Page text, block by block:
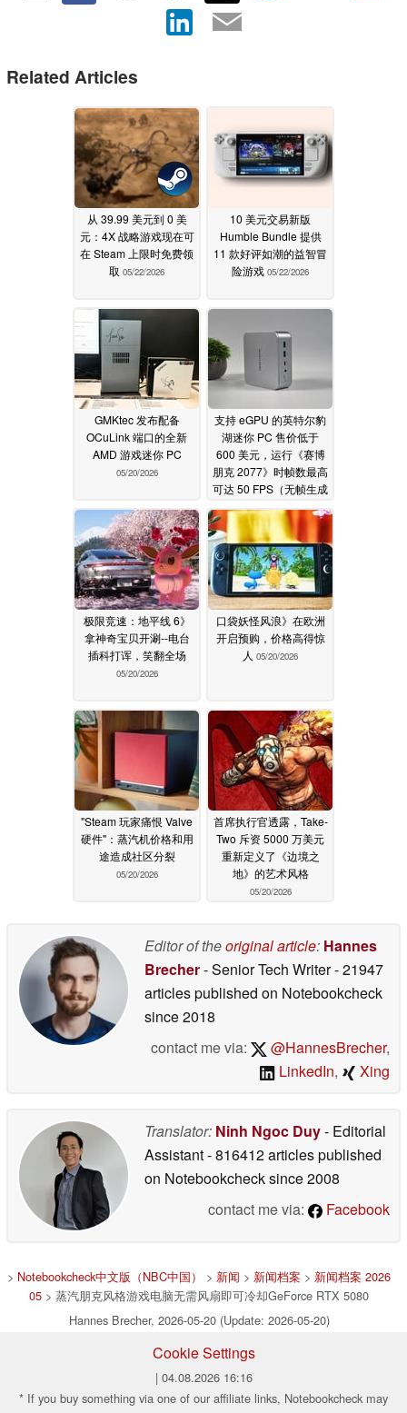
Related Articles
从 39.99 美元到 0 美
元：4X 战略游戏现在可
在 Steam 上限时免费领
取 05/22/2026
10 美元交易新版
Humble Bundle 提供
11 款好评如潮的益智冒
险游戏 05/22/2026
GMKtec 发布配备
OCuLink 端口的全新
AMD 游戏迷你 PC
05/20/2026
支持 eGPU 的英特尔豹
湖迷你 PC 售价低于
600 美元，运行《赛博
朋克 2077》时帧数最高
可达 50 FPS（无帧生成
05/20/2026
极限竞速：地平线 6》
拿神奇宝贝开涮--电台
插科打诨，笑翻全场
05/20/2026
口袋妖怪风浪》在欧洲
开启预购，价格高得惊
人 05/20/2026
"Steam 玩家痛恨 Valve
硬件"：蒸汽机价格和用
途造成社区分裂
05/20/2026
首席执行官透露，Take-
Two 斥资 5000 万美元
重新定义了《边境之
地》的艺术风格
05/20/2026
Editor of theoriginal article: Hannes
Brecher- Senior Tech Writer- 21947
articles published on Notebookcheck
since 2018
contact me via:
@HannesBrecher,
LinkedIn, Xing
Translator: Ninh Ngoc Duy- Editorial
Assistant- 816412 articles published
on Notebookchecksince 2008
contact me via:
Facebook
> Notebookcheck中文版（NBC中国） > 新闻 > 新闻档案 > 新闻档案 2026
05 > 蒸汽朋克风格游戏电脑无需风扇即可冷却GeForce RTX 5080
Hannes Brecher, 2026-05-20 (Update: 2026-05-20)
Cookie Settings
| 04.08.2026 16:16
* If you buy something via one of our affiliate links, Notebookcheck may